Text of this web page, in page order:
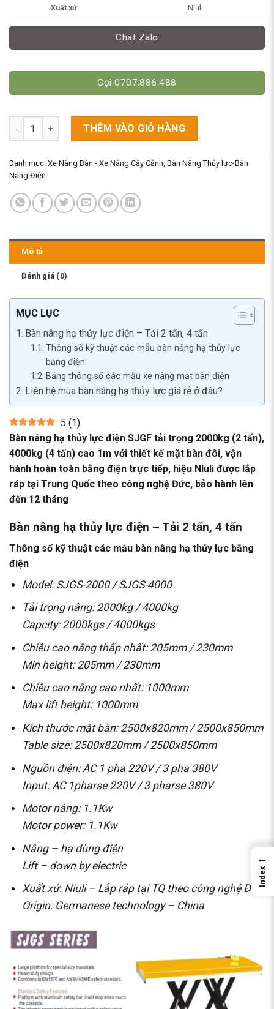
Xuất xứ
Niuli
Chat Zalo
Gọi 0707.886.488
Bàn Nâng Hạ Thủy Lực Điện 2000kg/4000kg Cao 1m. Model
THÊM VÀO GIỎ HÀNG
Danh mục: Xe Nâng Bàn - Xe Nâng Cây Cảnh, Bàn Nâng Thủy lực-Bàn
Nâng Điện
Mô tả
Đánh giá (0)
MỤC LỤC
Bàn nâng hạ thủy lực điện – Tải 2 tấn, 4 tấn
Thông số kỹ thuật các mẫu bàn nâng hạ thủy lực
bằng điện
Bảng thông số các mẫu xe nâng mặt bàn điện
Liên hệ mua bàn nâng hạ thủy lực giá rẻ ở đâu?
5 (1)
Bàn nâng hạ thủy lực điện SJGF tải trọng 2000kg (2 tấn),
4000kg (4 tấn) cao 1m với thiết kế mặt bàn đôi, vận
hành hoàn toàn bằng điện trực tiếp, hiệu NIuli được lắp
ráp tại Trung Quốc theo công nghệ Đức, bảo hành lên
đến 12 tháng
Bàn nâng hạ thủy lực điện – Tải 2 tấn, 4 tấn
Thông số kỹ thuật các mẫu bàn nâng hạ thủy lực bằng
điện
Model: SJGS-2000 / SJGS-4000
Tải trọng nâng: 2000kg / 4000kg
Capcity: 2000kgs / 4000kgs
Chiều cao nâng thấp nhất: 205mm / 230mm
Min height: 205mm / 230mm
Chiều cao nâng cao nhất: 1000mm
Max lift height: 1000mm
Kích thước mặt bàn: 2500x820mm / 2500x850mm
Table size: 2500x820mm / 2500x850mm
Nguồn điện: AC 1 pha 220V / 3 pha 380V
Input: AC 1pharse 220V / 3 pharse 380V
Motor nâng: 1.1Kw
Motor power: 1.1Kw
Nâng – hạ dùng điện
Lift – down by electric
Xuất xứ: Niuli – Lắp ráp tại TQ theo công nghệ Đức
Origin: Germanese technology – China
←
Index